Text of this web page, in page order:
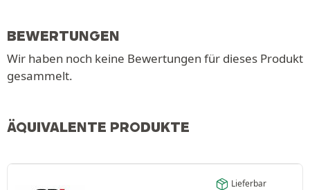
BEWERTUNGEN
Wir haben noch keine Bewertungen für dieses Produkt
gesammelt.
ÄQUIVALENTE PRODUKTE
Lieferbar